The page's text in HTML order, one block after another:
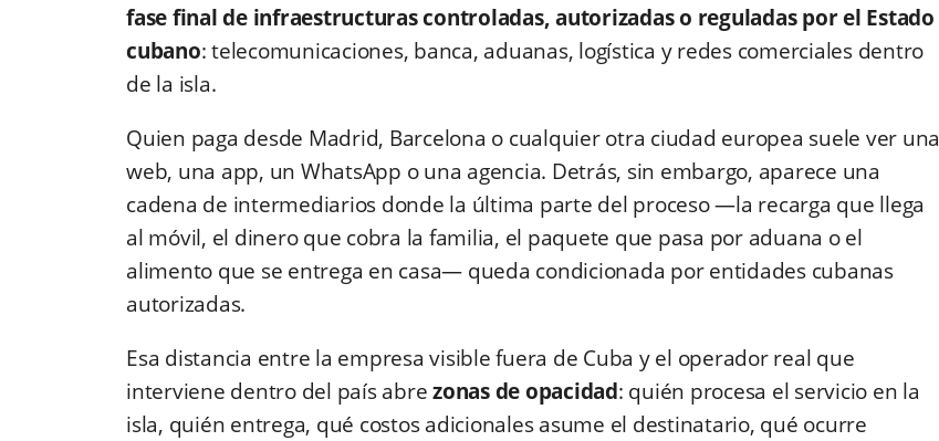
fase final de infraestructuras controladas, autorizadas o reguladas por el Estado
cubano: telecomunicaciones, banca, aduanas, logística y redes comerciales dentro
de la isla.
Quien paga desde Madrid, Barcelona o cualquier otra ciudad europea suele ver una
web, una app, un WhatsApp o una agencia. Detrás, sin embargo, aparece una
cadena de intermediarios donde la última parte del proceso —la recarga que llega
al móvil, el dinero que cobra la familia, el paquete que pasa por aduana o el
alimento que se entrega en casa— queda condicionada por entidades cubanas
autorizadas.
Esa distancia entre la empresa visible fuera de Cuba y el operador real que
interviene dentro del país abrezonas de opacidad: quién procesa el servicio en la
isla, quién entrega, qué costos adicionales asume el destinatario, qué ocurre